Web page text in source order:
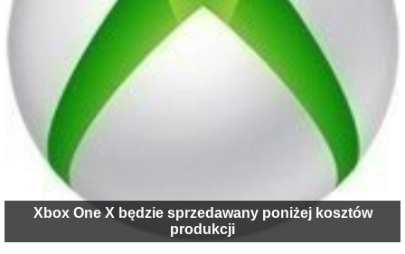
Xbox One X będzie sprzedawany poniżej kosztów
produkcji